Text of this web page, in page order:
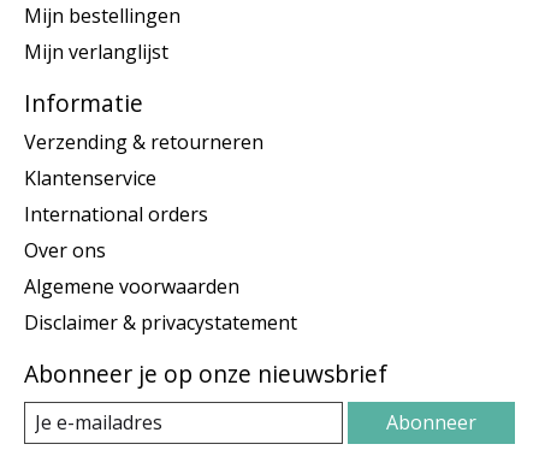
Mijn bestellingen
Mijn verlanglijst
Informatie
Verzending & retourneren
Klantenservice
International orders
Over ons
Algemene voorwaarden
Disclaimer & privacystatement
Abonneer je op onze nieuwsbrief
Abonneer